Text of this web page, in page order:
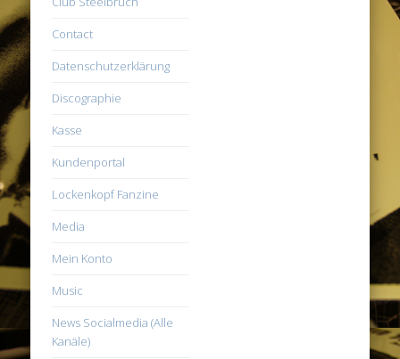
Contact
Datenschutzerklärung
Discographie
Kasse
Kundenportal
Lockenkopf Fanzine
Media
Mein Konto
Music
News Socialmedia (Alle
Kanäle)